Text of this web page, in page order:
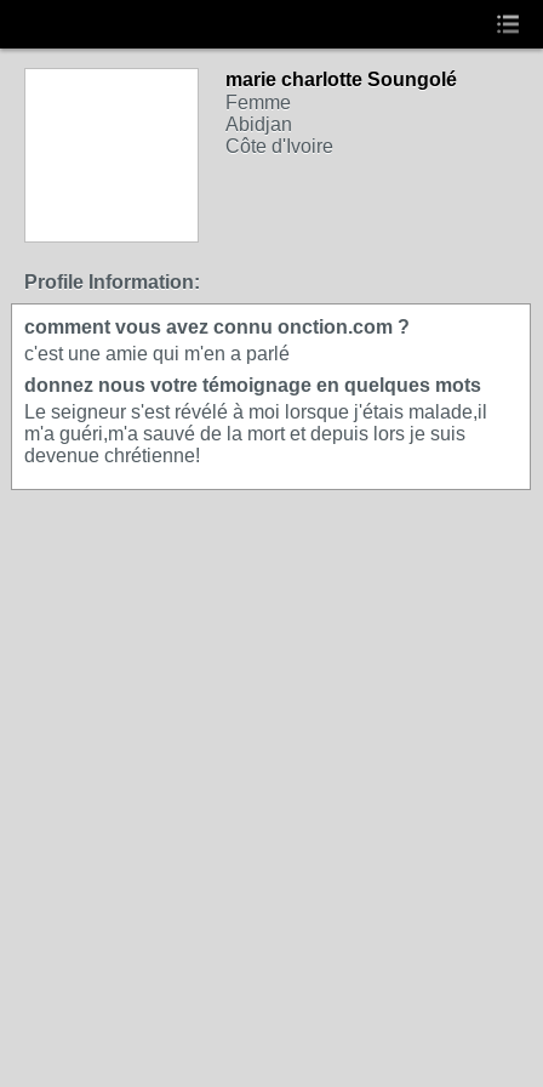
marie charlotte Soungolé
Femme
Abidjan
Côte d'Ivoire
Profile Information:
comment vous avez connu onction.com ?
c'est une amie qui m'en a parlé
donnez nous votre témoignage en quelques mots
Le seigneur s'est révélé à moi lorsque j'étais malade,il
m'a guéri,m'a sauvé de la mort et depuis lors je suis
devenue chrétienne!